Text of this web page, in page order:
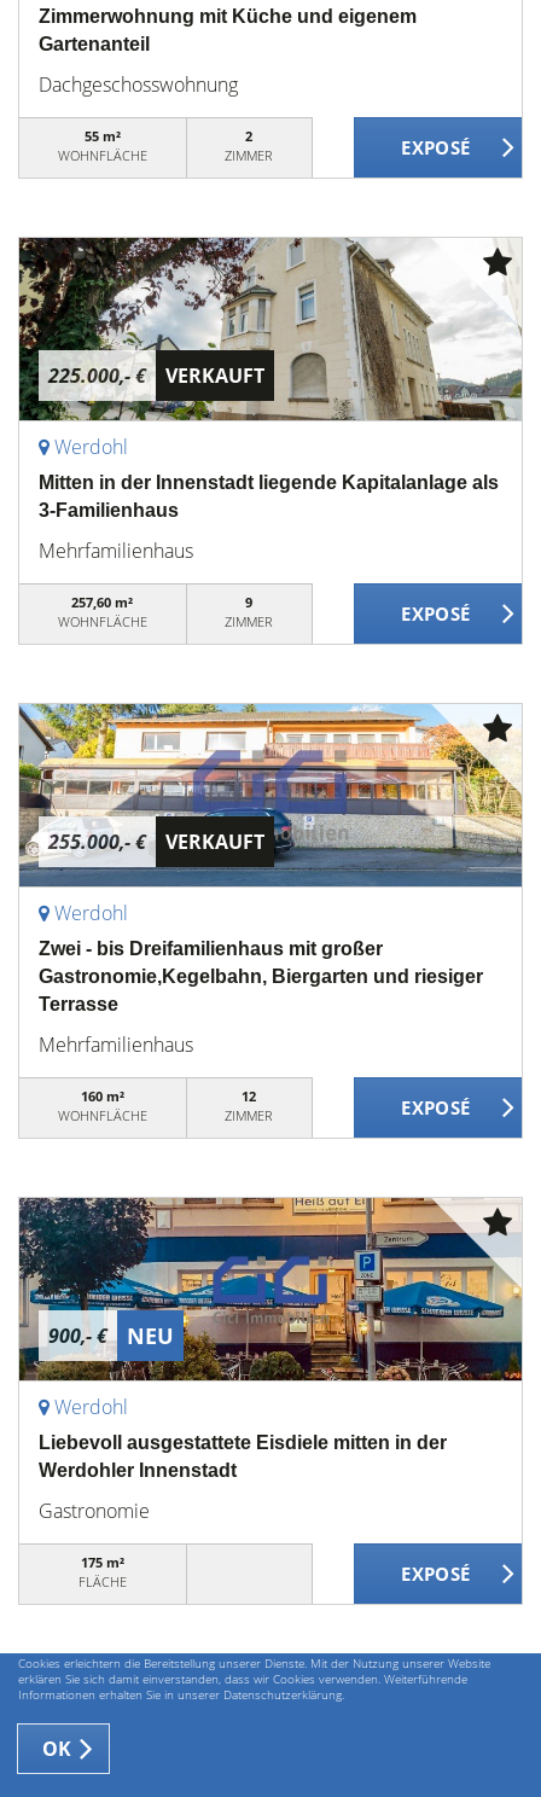
Zimmerwohnung mit Küche und eigenem
Gartenanteil
Dachgeschosswohnung
55 m²
WOHNFLÄCHE
2
ZIMMER
225.000,- € VERKAUFT
Werdohl
Mitten in der Innenstadt liegende Kapitalanlage als
3-Familienhaus
Mehrfamilienhaus
257,60 m²
WOHNFLÄCHE
9
ZIMMER
255.000,- € VERKAUFT
Werdohl
Zwei - bis Dreifamilienhaus mit großer
Gastronomie,Kegelbahn, Biergarten und riesiger
Terrasse
Mehrfamilienhaus
160 m²
WOHNFLÄCHE
12
ZIMMER
900,- € NEU
Werdohl
Liebevoll ausgestattete Eisdiele mitten in der
Werdohler Innenstadt
Gastronomie
175 m²
FLÄCHE
Cookies erleichtern die Bereitstellung unserer Dienste. Mit der Nutzung unserer Website
erklären Sie sich damit einverstanden, dass wir Cookies verwenden. Weiterführende
Informationen erhalten Sie in unserer Datenschutzerklärung.
OK